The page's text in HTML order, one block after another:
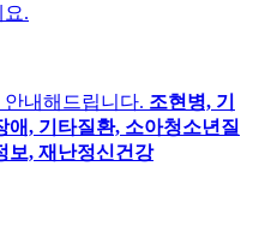
요.
내해드립니다. 조현병, 기
, 기타질환, 소아청소년질
보, 재난정신건강